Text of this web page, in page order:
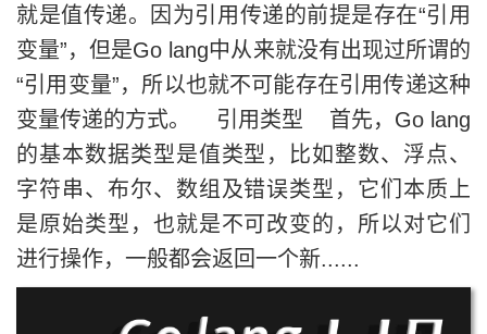
就是值传递。因为引用传递的前提是存在“引用
变量”，但是Go lang中从来就没有出现过所谓的
“引用变量”，所以也就不可能存在引用传递这种
变量传递的方式。 引用类型 首先，Go lang
的基本数据类型是值类型，比如整数、浮点、
字符串、布尔、数组及错误类型，它们本质上
是原始类型，也就是不可改变的，所以对它们
进行操作，一般都会返回一个新......